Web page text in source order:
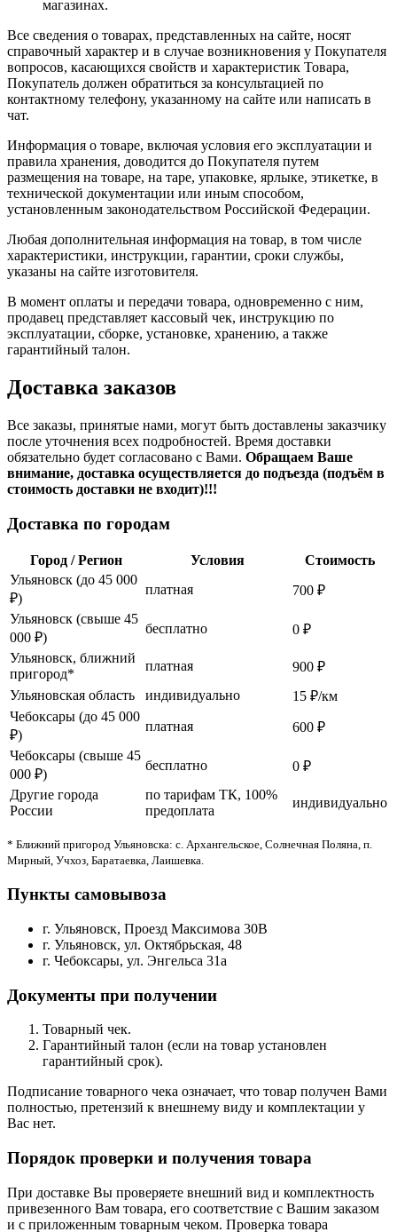
магазинах.
Все сведения о товарах, представленных на сайте, носят
справочный характер и в случае возникновения у Покупателя
вопросов, касающихся свойств и характеристик Товара,
Покупатель должен обратиться за консультацией по
контактному телефону, указанному на сайте или написать в
чат.
Информация о товаре, включая условия его эксплуатации и
правила хранения, доводится до Покупателя путем
размещения на товаре, на таре, упаковке, ярлыке, этикетке, в
технической документации или иным способом,
установленным законодательством Российской Федерации.
Любая дополнительная информация на товар, в том числе
характеристики, инструкции, гарантии, сроки службы,
указаны на сайте изготовителя.
В момент оплаты и передачи товара, одновременно с ним,
продавец представляет кассовый чек, инструкцию по
эксплуатации, сборке, установке, хранению, а также
гарантийный талон.
Доставка заказов
Все заказы, принятые нами, могут быть доставлены заказчику
после уточнения всех подробностей. Время доставки
обязательно будет согласовано с Вами. Обращаем Ваше
внимание, доставка осуществляется до подъезда (подъём в
стоимость доставки не входит)!!!
Доставка по городам
Город / Регион Условия
Стоимость
Ульяновск (до 45 000
₽)
платная
700 ₽
Ульяновск (свыше 45
000 ₽)
бесплатно
0 ₽
Ульяновск, ближний
пригород*
платная
900 ₽
Ульяновская область
индивидуально
15 ₽/км
Чебоксары (до 45 000
₽)
платная
600 ₽
Чебоксары (свыше 45
000 ₽)
бесплатно
0 ₽
Другие города
России
по тарифам ТК, 100%
предоплата
индивидуально
* Ближний пригород Ульяновска: с. Архангельское, Солнечная Поляна, п.
Мирный, Учхоз, Баратаевка, Лаишевка.
Пункты самовывоза
г. Ульяновск, Проезд Максимова 30В
г. Ульяновск, ул. Октябрьская, 48
г. Чебоксары, ул. Энгельса 31а
Документы при получении
Товарный чек.
Гарантийный талон (если на товар установлен
гарантийный срок).
Подписание товарного чека означает, что товар получен Вами
полностью, претензий к внешнему виду и комплектации у
Вас нет.
Порядок проверки и получения товара
При доставке Вы проверяете внешний вид и комплектность
привезенного Вам товара, его соответствие с Вашим заказом
и с приложенным товарным чеком. Проверка товара